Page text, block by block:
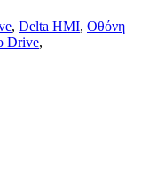
, Delta HMI, Οθόνη
Drive,